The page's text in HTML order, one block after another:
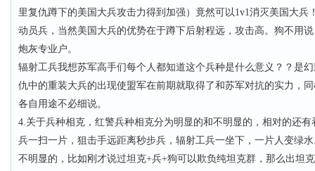
里复仇蹲下的美国大兵攻击力得到加强）竟然可以1v1消灭美国大兵
动员兵，当然美国大兵的优势在于蹲下后射程远，攻击高。狗不用
炮灰专业户。
辐射工兵我想苏军高手们每个人都知道这个兵种是什么意义？？是
仇中的重装大兵的出现使盟军在前期就取得了和苏军对抗的实力，
各自用途不必细说。
4.关于兵种相克，红警兵种相克分为明显的和不明显的，相对的还有
兵一扫一片，狙击手远距离秒步兵，辐射工兵一坐下，一片人变绿
不明显的，比如刚才说过坦克+兵+狗可以欺负纯坦克群，那么出坦